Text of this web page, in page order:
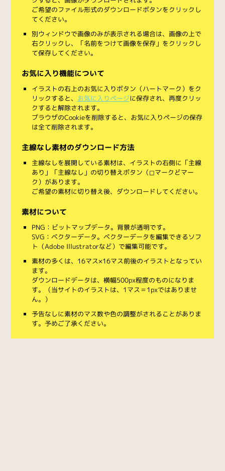
ご希望のファイル形式のダウンロードボタンをクリックし
てください。
別ウィンドウで画像のみが表示される場合は、画像の上で
右クリックし、「名前をつけて画像を保存」をクリックし
て保存してください。
お気に入り機能について
イラストの右上のお気に入りボタン（ハートマーク）をク
リックすると、 お気に入りページに保存され、再度クリッ
クすると解除されます。
ブラウザのCookieを削除すると、お気に入りページの保存
は全て削除されます。
主線なし素材のダウンロード方法
主線なしを展開している素材は、イラストの右側に「主線
あり」「主線なし」の切り替えボタン（◻︎マークと◼︎マー
ク）があります。
ご希望の素材に切り替え後、ダウンロードしてください。
素材について
PNG：ビットマップデータ。背景が透明です。
SVG：ベクターデータ。ベクターデータを編集できるソフ
ト（Adobe Illustratorなど）で編集可能です。
素材の多くは、16マス×16マス前後のイラストとなってい
ます。
ダウンロードデータは、横幅500px程度のものになりま
す。（当サイトのイラストは、1マス＝1pxではありませ
ん。）
予告なしに素材のマス数や色の調整がされることがありま
す。予めご了承ください。